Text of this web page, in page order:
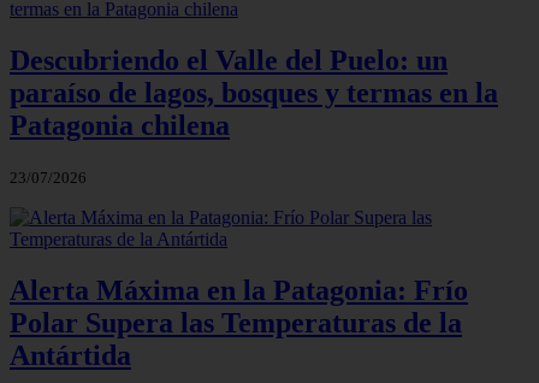
Descubriendo el Valle del Puelo: un
paraíso de lagos, bosques y termas en la
Patagonia chilena
23/07/2026
Alerta Máxima en la Patagonia: Frío
Polar Supera las Temperaturas de la
Antártida